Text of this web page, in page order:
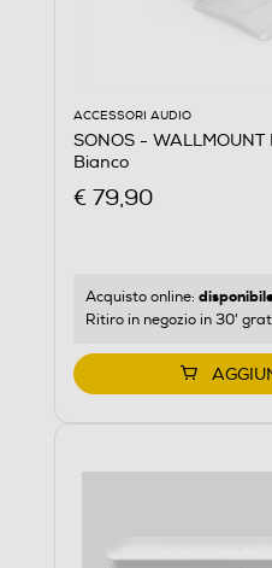
ACCESSORI AUDIO
SONOS -
Bianco
€ 79,90
Acquisto online:
Ritiro in negozio in 30'